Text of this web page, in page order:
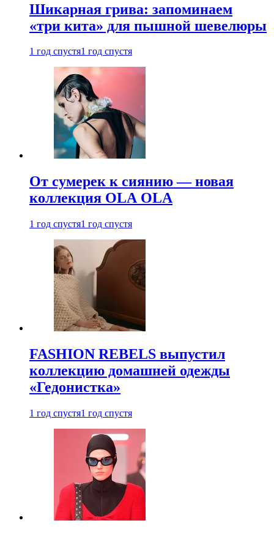
Шикарная грива: запоминаем
«три кита» для пышной шевелюры
1 год спустя1 год спустя
От сумерек к сиянию — новая
коллекция OLA OLA
1 год спустя1 год спустя
FASHION REBELS выпустил
коллекцию домашней одежды
«Гедонистка»
1 год спустя1 год спустя